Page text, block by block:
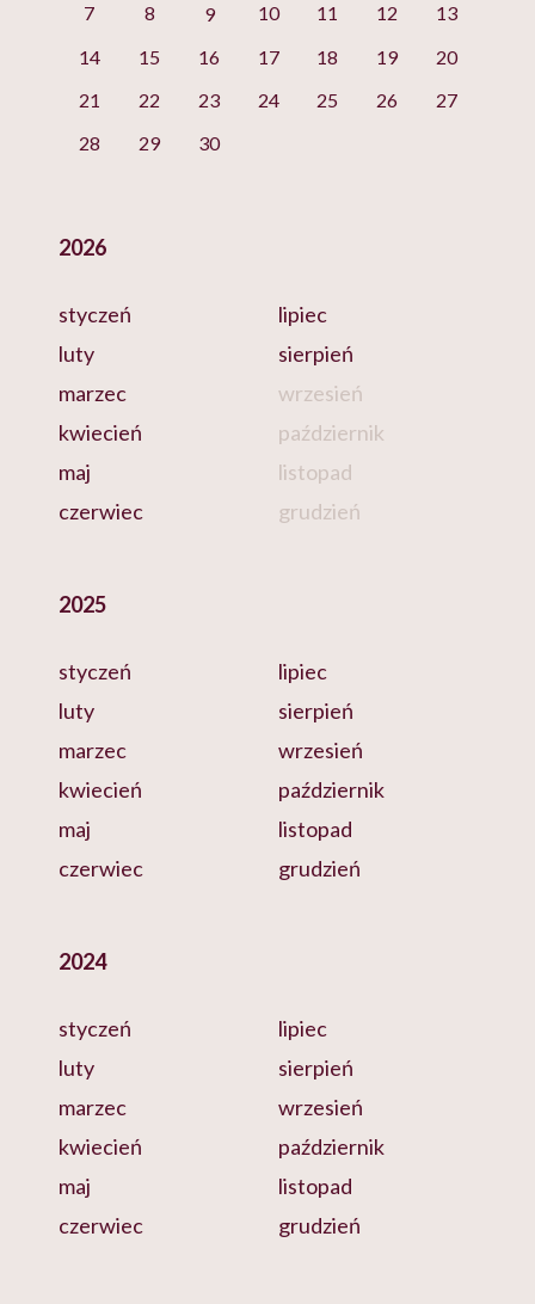
7
8 9 10 11 12
13
14
15 16 17 18 19
20
21
22 23 24 25 26
27
28
29 30
2026
styczeń
luty
marzec
kwiecień
maj
czerwiec
lipiec
sierpień
wrzesień
październik
listopad
grudzień
2025
styczeń
luty
marzec
kwiecień
maj
czerwiec
lipiec
sierpień
wrzesień
październik
listopad
grudzień
2024
styczeń
luty
marzec
kwiecień
maj
czerwiec
lipiec
sierpień
wrzesień
październik
listopad
grudzień